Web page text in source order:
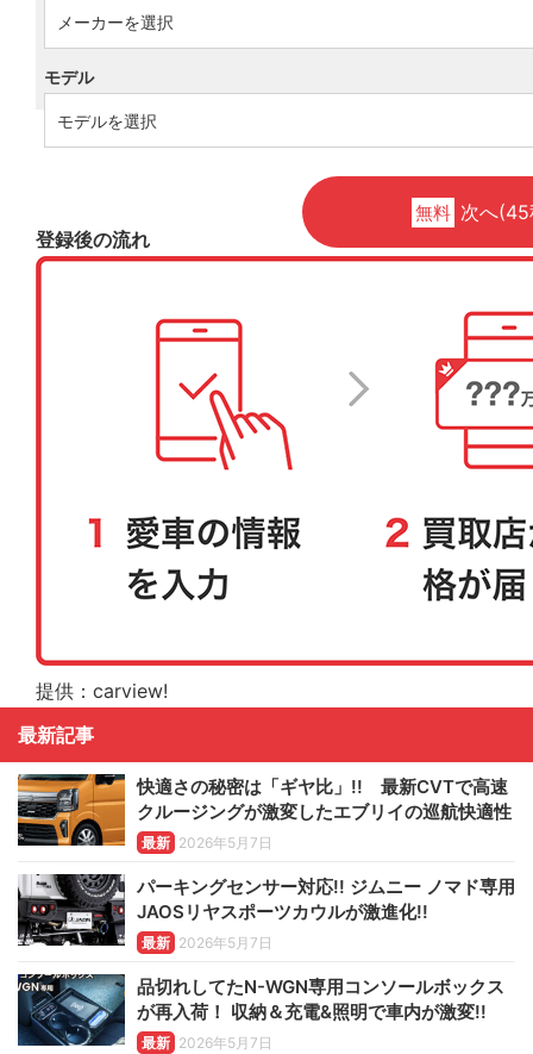
モデル
無料 次へ
登録後の流れ
提供：carview!
最新記事
快適さの秘密は「ギヤ比」!! 最新CVTで高速
クルージングが激変したエブリイの巡航快適性
最新 2026年5月7日
パーキングセンサー対応!! ジムニー ノマド専用
JAOSリヤスポーツカウルが激進化!!
最新 2026年5月7日
品切れしてたN-WGN専用コンソールボックス
が再入荷！ 収納＆充電&照明で車内が激変!!
最新 2026年5月7日